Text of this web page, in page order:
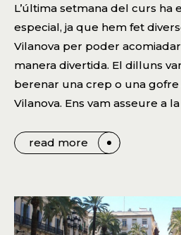
L’última setmana del curs ha
especial, ja que hem fet
Vilanova per poder
manera divertida. El dilluns
berenar una crep o una
Vilanova. Ens vam asseure a
read more